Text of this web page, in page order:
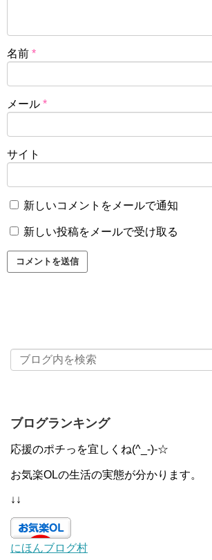
名前 *
メール *
サイト
新しいコメントをメールで通知
新しい投稿をメールで受け取る
ブログランキング
応援のポチっを宜しくね(^_-)-☆
お気楽OLの生活の実態が分かります。
↓↓
にほんブログ村